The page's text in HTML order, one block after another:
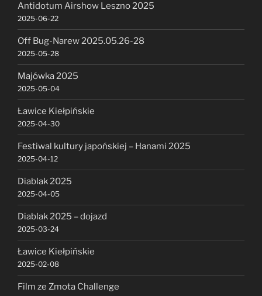
Antidotum Airshow Leszno 2025
2025-06-22
Off Bug-Narew 2025.05.26-28
2025-05-28
Majówka 2025
2025-05-04
Ławice Kiełpińskie
2025-04-30
Festiwal kultury japońskiej – Hanami 2025
2025-04-12
Diablak 2025
2025-04-05
Diablak 2025 – dojazd
2025-03-24
Ławice Kiełpińskie
2025-02-08
Film ze Zmota Challenge